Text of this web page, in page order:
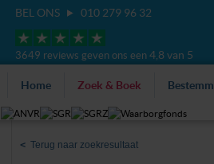
BEL ONS 010 279 96 32
3649 reviews geven ons een 4,8 van 5
Home Zoek & Boek
<Terug naar zoekresultaat